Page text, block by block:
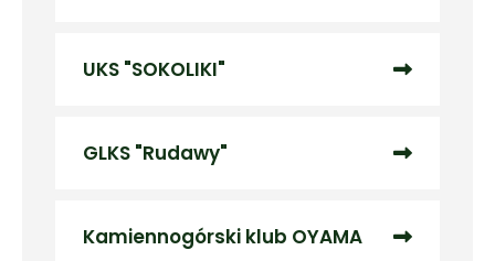
UKS "SOKOLIKI"
GLKS "Rudawy"
Kamiennogórski klub OYAMA